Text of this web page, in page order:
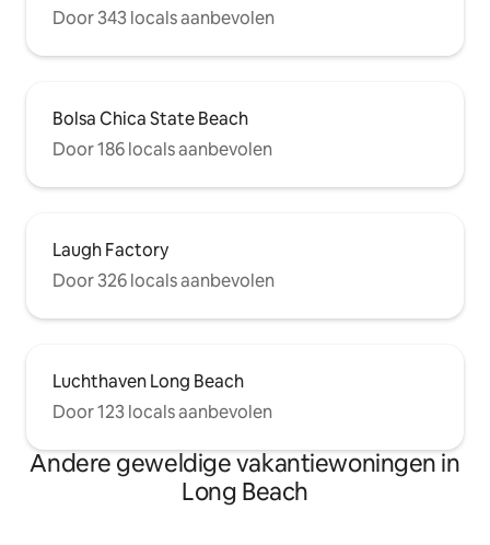
Door 343 locals aanbevolen
Bolsa Chica State Beach
Door 186 locals aanbevolen
Laugh Factory
Door 326 locals aanbevolen
Luchthaven Long Beach
Door 123 locals aanbevolen
Andere geweldige vakantiewoningen in
Long Beach